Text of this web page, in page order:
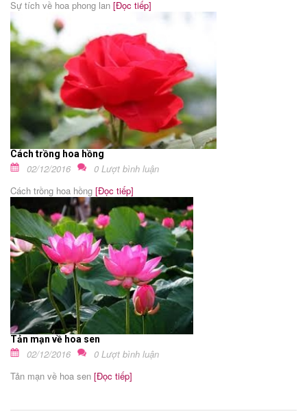
Sự tích về hoa phong lan [Đọc tiếp]
Cách trồng hoa hồng
02/12/2016
0 Lượt bình luận
Cách trồng hoa hồng [Đọc tiếp]
Tản mạn về hoa sen
02/12/2016
0 Lượt bình luận
Tản mạn về hoa sen [Đọc tiếp]